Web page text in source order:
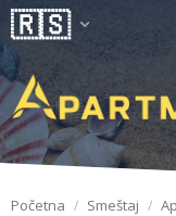
Početna Smeštaj